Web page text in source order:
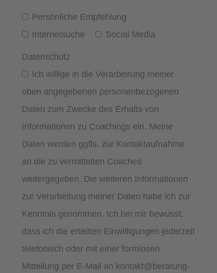
Persönliche Empfehlung
Internetsuche
Social Media
Datenschutz
Ich willige in die Verarbeitung meiner
oben angegebenen personenbezogenen
Daten zum Zwecke des Erhalts von
Informationen zu Coachings ein. Meine
Daten werden ggfls. zur Kontaktaufnahme
an die zu vermittelten Coaches
weitergegeben. Die weiteren Informationen
zur Verarbeitung meiner Daten habe ich zur
Kenntnis genommen. Ich bin mir bewusst,
dass ich die erteilten Einwilligungen jederzeit
telefonisch oder mit einer formlosen
Mitteilung per E-Mail an kontakt@beratung-